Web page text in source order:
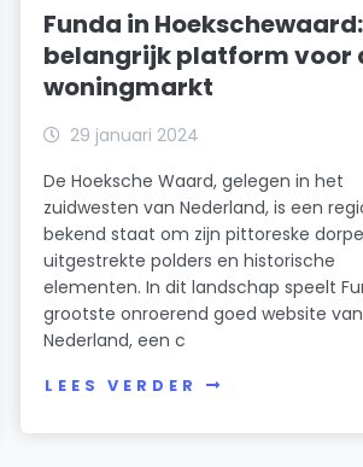
Funda in Hoekschewaard:
belangrijk platform voor
woningmarkt
29 januari 2024
De Hoeksche Waard, gelegen in het
zuidwesten van Nederland, is een
bekend staat om zijn pittoreske
uitgestrekte polders en historische
elementen. In dit landschap speelt
grootste onroerend goed website van
Nederland, een c
LEES VERDER